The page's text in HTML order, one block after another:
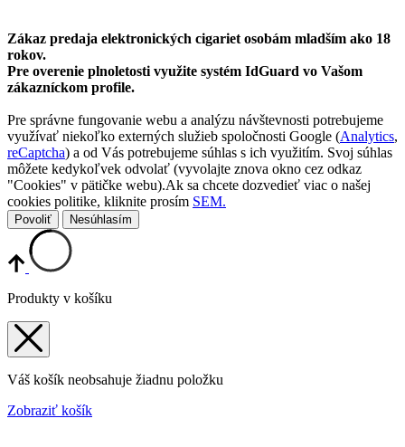
Zákaz predaja elektronických cigariet osobám mladším ako 18
rokov.
Pre overenie plnoletosti využite systém IdGuard vo Vašom
zákazníckom profile.
Pre správne fungovanie webu a analýzu návštevnosti potrebujeme
využívať niekoľko externých služieb spoločnosti Google (Analytics,
reCaptcha) a od Vás potrebujeme súhlas s ich využitím. Svoj súhlas
môžete kedykoľvek odvolať (vyvolajte znova okno cez odkaz
"Cookies" v pätičke webu).Ak sa chcete dozvedieť viac o našej
cookies politike, kliknite prosím SEM.
Povoliť Nesúhlasím
Produkty v košíku
Váš košík neobsahuje žiadnu položku
Zobraziť košík